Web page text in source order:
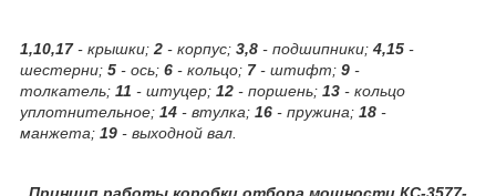
1,10,17- крышки;2 - корпус; 3,8 - подшипники; 4,15 -
шестерни; 5 - ось; 6 - кольцо; 7- штифт; 9 -
толкатель; 11 - штуцер; 12 - поршень; 13 - кольцо
уплотнительное; 14 - втулка; 16 - пружина; 18 -
манжета; 19 - выходной вал.